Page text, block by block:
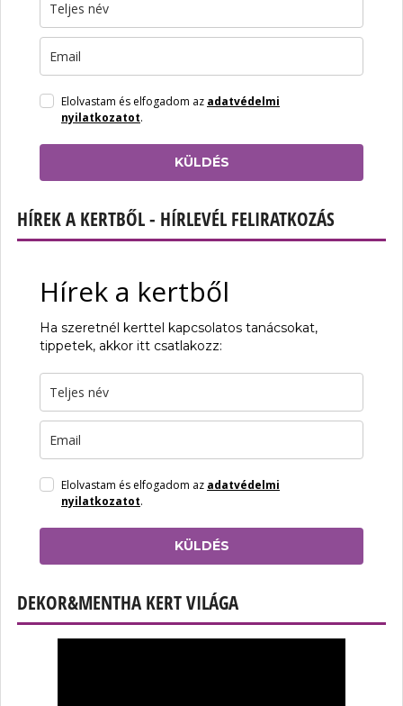
Elolvastam és elfogadom az adatvédelmi
nyilatkozatot.
KÜLDÉS
HÍREK A KERTBŐL - HÍRLEVÉL FELIRATKOZÁS
Hírek a kertből
Ha szeretnél kerttel kapcsolatos tanácsokat,
tippetek, akkor itt csatlakozz:
Elolvastam és elfogadom az adatvédelmi
nyilatkozatot.
KÜLDÉS
DEKOR&MENTHA KERT VILÁGA